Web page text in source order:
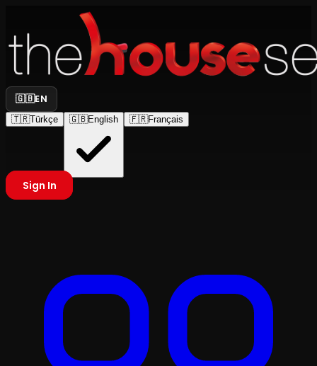
🇬🇧EN
🇹🇷Türkçe 🇬🇧English 🇫🇷Français
Sign In